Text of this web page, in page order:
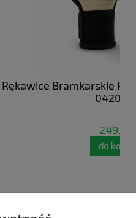
FUTURE Pro Hybrid